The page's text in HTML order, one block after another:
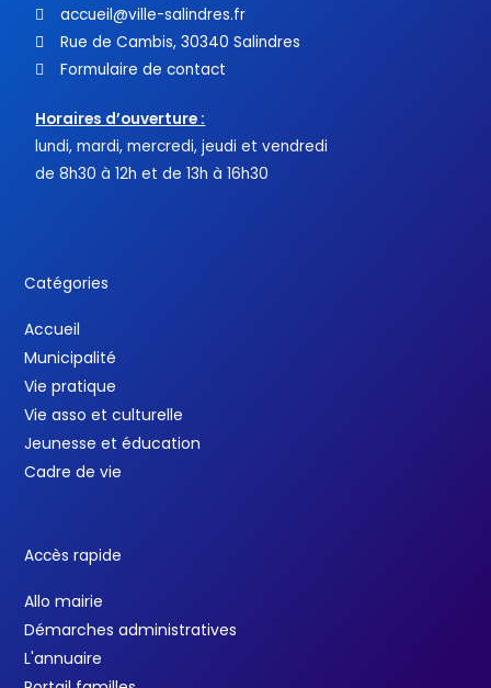
accueil@ville-salindres.fr
Rue de Cambis, 30340 Salindres
Formulaire de contact
Horaires d’ouverture :
lundi, mardi, mercredi, jeudi et vendredi
de 8h30 à 12h et de 13h à 16h30
Catégories
Accueil
Municipalité
Vie pratique
Vie asso et culturelle
Jeunesse et éducation
Cadre de vie
Accès rapide
Allo mairie
Démarches administratives
L'annuaire